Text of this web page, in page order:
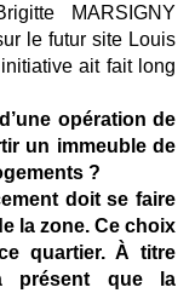
MARSIGNY
le futur site Louis
ait fait long
opération de
un immeuble de
?
doit se faire
la zone. Ce choix
quartier. À titre
présent que la